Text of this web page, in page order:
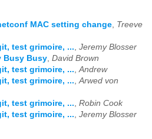
MAC setting change Treeve
test grimoire, ... Jeremy Blosser
Busy Busy David Brown
test grimoire, ... Andrew
test grimoire, ... Arwed von
test grimoire, ... Robin Cook
test grimoire, ... Jeremy Blosser